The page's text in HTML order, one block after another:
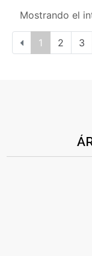
Mostrando el
1 2 3